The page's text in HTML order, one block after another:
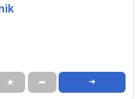
★ ➦ ➜